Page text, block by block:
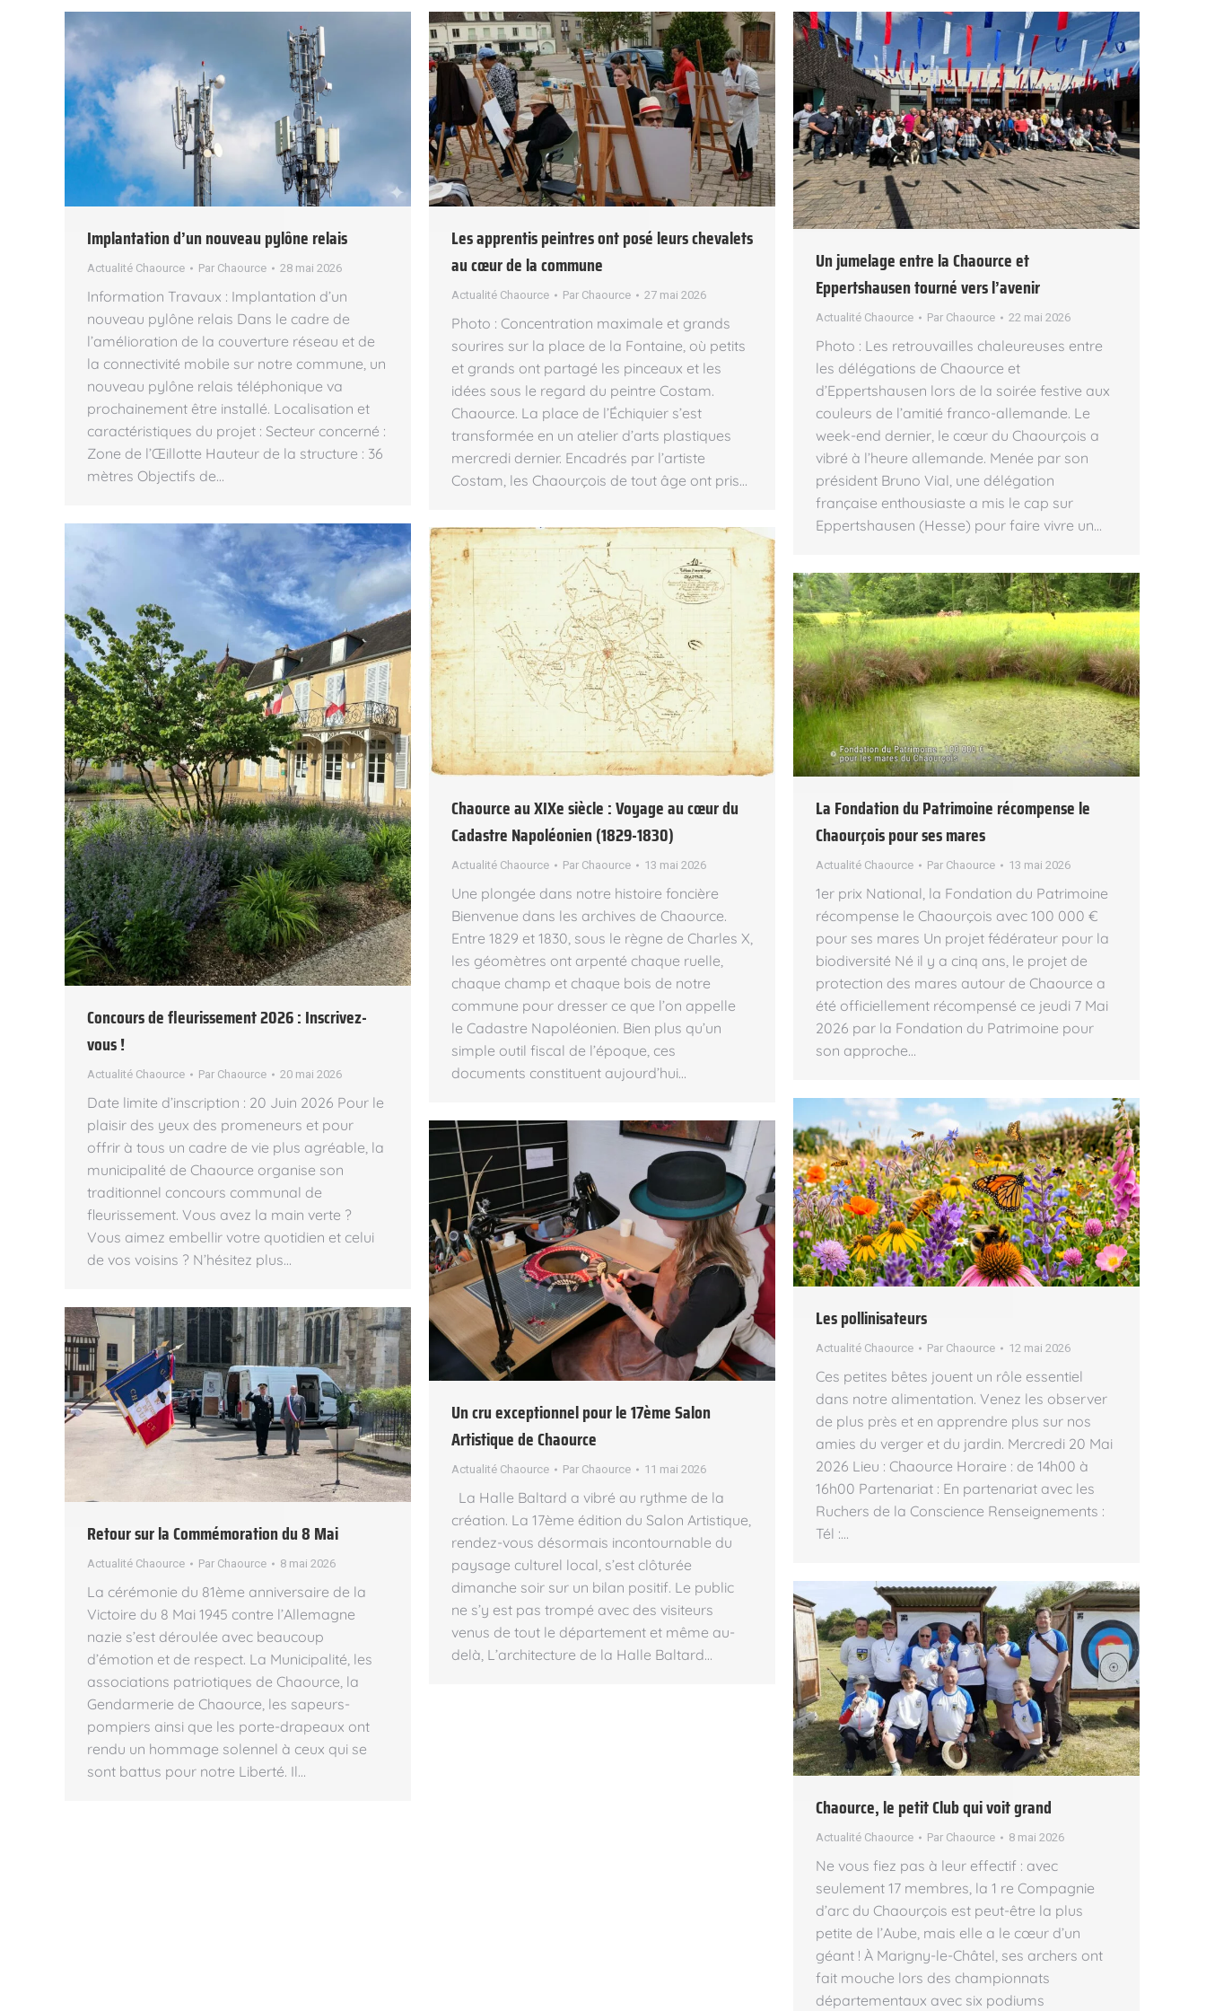
Implantation d’un nouveau pylône relais
Actualité Chaource Par Chaource 28 mai 2026
Information Travaux : Implantation d’un
nouveau pylône relais Dans le cadre de
l’amélioration de la couverture réseau et de
la connectivité mobile sur notre commune, un
nouveau pylône relais téléphonique va
prochainement être installé. Localisation et
caractéristiques du projet : Secteur concerné :
Zone de l’Œillotte Hauteur de la structure : 36
mètres Objectifs de…
Les apprentis peintres ont posé leurs chevalets
au cœur de la commune
Actualité Chaource Par Chaource 27 mai 2026
Photo : Concentration maximale et grands
sourires sur la place de la Fontaine, où petits
et grands ont partagé les pinceaux et les
idées sous le regard du peintre Costam.
Chaource. La place de l’Échiquier s’est
transformée en un atelier d’arts plastiques
mercredi dernier. Encadrés par l’artiste
Costam, les Chaourçois de tout âge ont pris…
Un jumelage entre la Chaource et
Eppertshausen tourné vers l’avenir
Actualité Chaource Par Chaource 22 mai 2026
Photo : Les retrouvailles chaleureuses entre
les délégations de Chaource et
d’Eppertshausen lors de la soirée festive aux
couleurs de l’amitié franco-allemande. Le
week-end dernier, le cœur du Chaourçois a
vibré à l’heure allemande. Menée par son
président Bruno Vial, une délégation
française enthousiaste a mis le cap sur
Eppertshausen (Hesse) pour faire vivre un…
Concours de fleurissement 2026 : Inscrivez-
vous !
Actualité Chaource Par Chaource 20 mai 2026
Date limite d’inscription : 20 Juin 2026 Pour le
plaisir des yeux des promeneurs et pour
offrir à tous un cadre de vie plus agréable, la
municipalité de Chaource organise son
traditionnel concours communal de
fleurissement. Vous avez la main verte ?
Vous aimez embellir votre quotidien et celui
de vos voisins ? N’hésitez plus…
Chaource au XIXe siècle : Voyage au cœur du
Cadastre Napoléonien (1829-1830)
Actualité Chaource Par Chaource 13 mai 2026
Une plongée dans notre histoire foncière
Bienvenue dans les archives de Chaource.
Entre 1829 et 1830, sous le règne de Charles X,
les géomètres ont arpenté chaque ruelle,
chaque champ et chaque bois de notre
commune pour dresser ce que l’on appelle
le Cadastre Napoléonien. Bien plus qu’un
simple outil fiscal de l’époque, ces
documents constituent aujourd’hui…
La Fondation du Patrimoine récompense le
Chaourçois pour ses mares
Actualité Chaource Par Chaource 13 mai 2026
1er prix National, la Fondation du Patrimoine
récompense le Chaourçois avec 100 000 €
pour ses mares Un projet fédérateur pour la
biodiversité Né il y a cinq ans, le projet de
protection des mares autour de Chaource a
été officiellement récompensé ce jeudi 7 Mai
2026 par la Fondation du Patrimoine pour
son approche…
Les pollinisateurs
Actualité Chaource Par Chaource 12 mai 2026
Ces petites bêtes jouent un rôle essentiel
dans notre alimentation. Venez les observer
de plus près et en apprendre plus sur nos
amies du verger et du jardin. Mercredi 20 Mai
2026 Lieu : Chaource Horaire : de 14h00 à
16h00 Partenariat : En partenariat avec les
Ruchers de la Conscience Renseignements :
Tél :…
Un cru exceptionnel pour le 17ème Salon
Artistique de Chaource
Actualité Chaource Par Chaource 11 mai 2026
La Halle Baltard a vibré au rythme de la
création. La 17ème édition du Salon Artistique,
rendez-vous désormais incontournable du
paysage culturel local, s’est clôturée
dimanche soir sur un bilan positif. Le public
ne s’y est pas trompé avec des visiteurs
venus de tout le département et même au-
delà, L’architecture de la Halle Baltard…
Retour sur la Commémoration du 8 Mai
Actualité Chaource Par Chaource 8 mai 2026
La cérémonie du 81ème anniversaire de la
Victoire du 8 Mai 1945 contre l’Allemagne
nazie s’est déroulée avec beaucoup
d’émotion et de respect. La Municipalité, les
associations patriotiques de Chaource, la
Gendarmerie de Chaource, les sapeurs-
pompiers ainsi que les porte-drapeaux ont
rendu un hommage solennel à ceux qui se
sont battus pour notre Liberté. Il…
Chaource, le petit Club qui voit grand
Actualité Chaource Par Chaource 8 mai 2026
Ne vous fiez pas à leur effectif : avec
seulement 17 membres, la 1 re Compagnie
d’arc du Chaourçois est peut-être la plus
petite de l’Aube, mais elle a le cœur d’un
géant ! À Marigny-le-Châtel, ses archers ont
fait mouche lors des championnats
départementaux avec six podiums